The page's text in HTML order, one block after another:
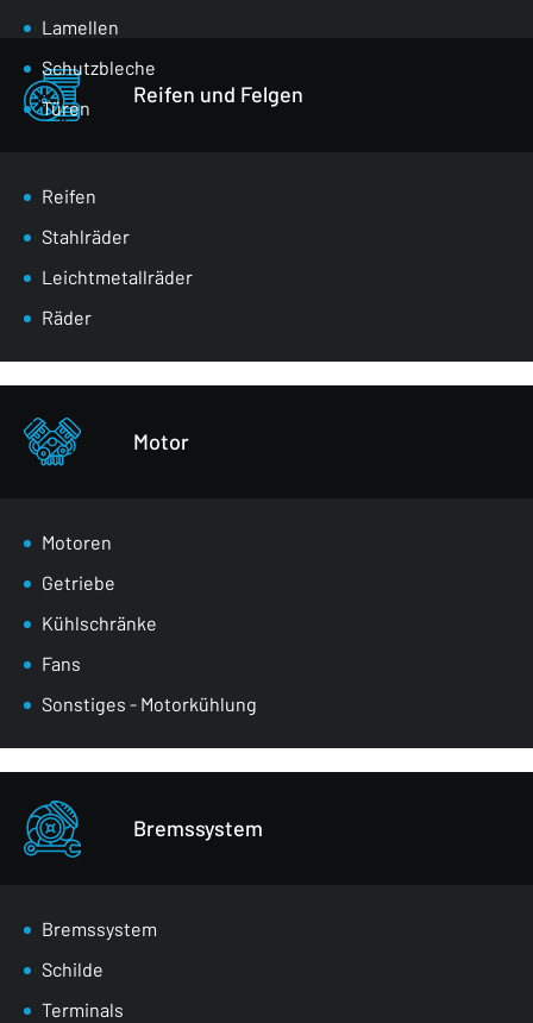
Lamellen
Schutzbleche
Türen
Spiegel
Masken
Radkästen
Vordere Gurte
Stoßstangen
Sonstiges - Körperteile
Reifen und Felgen
Reifen
Stahlräder
Leichtmetallräder
Räder
Motor
Motoren
Getriebe
Kühlschränke
Fans
Sonstiges - Motorkühlung
Bremssystem
Bremssystem
Schilde
Terminals